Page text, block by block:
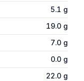
5.1 g
19.0 g
7.0 g
0.0 g
22.0 g